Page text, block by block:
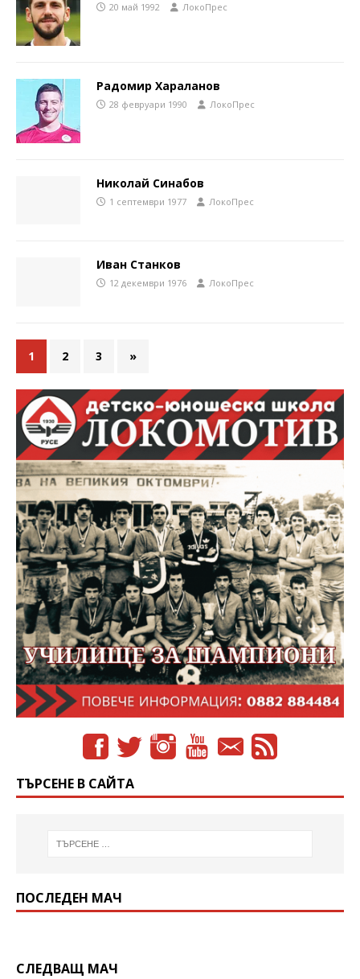
20 май 1992 ЛокоПрес
Радомир Хараланов
28 февруари 1990 ЛокоПрес
Николай Синабов
1 септември 1977 ЛокоПрес
Иван Станков
12 декември 1976 ЛокоПрес
1 2 3 »
ТЪРСЕНЕ В САЙТА
ПОСЛЕДЕН МАЧ
СЛЕДВАЩ МАЧ